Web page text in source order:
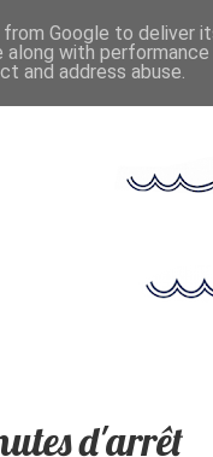
d'arrêt
Google to deliver
along with
and address abuse.